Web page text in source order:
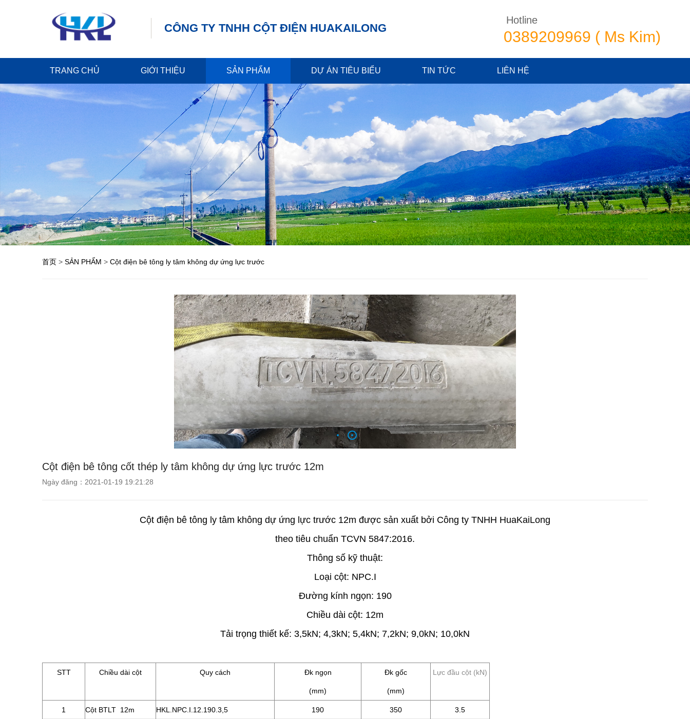
CÔNG TY TNHH CỘT ĐIỆN HUAKAILONG
Hotline
0389209969 ( Ms Kim)
TRANG CHỦ GIỚI THIỆU SẢN PHẨM DỰ ÁN TIÊU BIỂU TIN TỨC LIÊN HỆ
首页 > SẢN PHẨM > Cột điện bê tông ly tâm không dự ứng lực trước
Cột điện bê tông cốt thép ly tâm không dự ứng lực trước 12m
Ngày đăng：2021-01-19 19:21:28
Cột điện bê tông ly tâm không dự ứng lực trước 12m được sản xuất bởi Công ty TNHH HuaKaiLong
theo tiêu chuẩn TCVN 5847:2016.
Thông số kỹ thuật:
Loại cột: NPC.I
Đường kính ngọn: 190
Chiều dài cột: 12m
Tải trọng thiết kế: 3,5kN; 4,3kN; 5,4kN; 7,2kN; 9,0kN; 10,0kN
STT Chiều dài cột Quy cách Đk ngọn
(mm)
Đk gốc
(mm)
Lực đầu cột (kN)
1 Cột BTLT 12m HKL.NPC.I.12.190.3,5 190 350 3.5